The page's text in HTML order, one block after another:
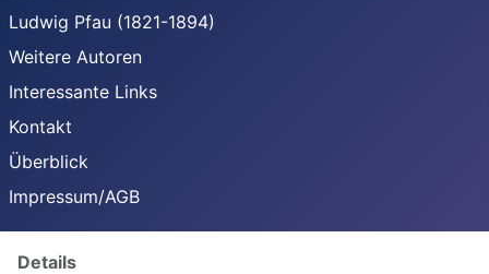
Ludwig Pfau (1821-1894)
Weitere Autoren
Interessante Links
Kontakt
Überblick
Impressum/AGB
Details